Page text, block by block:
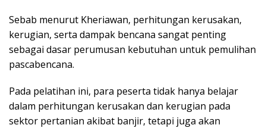
Sebab menurut Kheriawan, perhitungan kerusakan,
kerugian, serta dampak bencana sangat penting
sebagai dasar perumusan kebutuhan untuk pemulihan
pascabencana.
Pada pelatihan ini, para peserta tidak hanya belajar
dalam perhitungan kerusakan dan kerugian pada
sektor pertanian akibat banjir, tetapi juga akan